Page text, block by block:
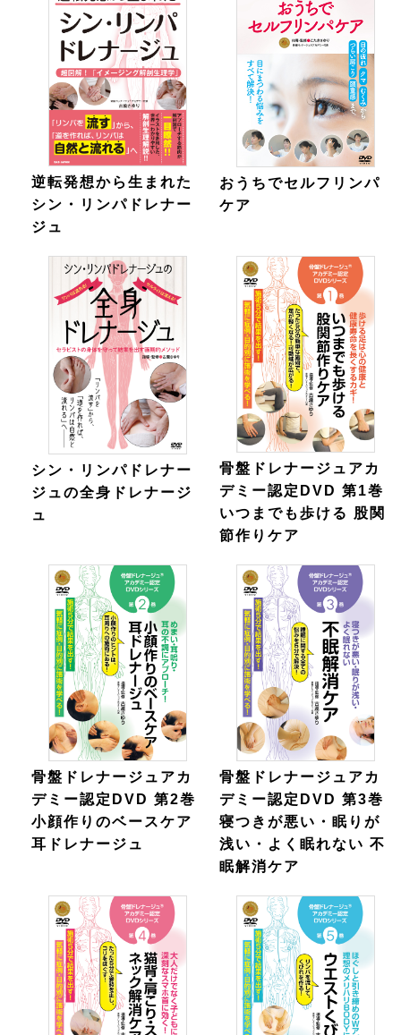
逆転発想から生まれた
シン・リンパドレナー
ジュ
おうちでセルフリンパ
ケア
シン・リンパドレナー
ジュの全身ドレナージ
ュ
骨盤ドレナージュアカ
デミー認定DVD 第1巻
いつまでも歩ける 股関
節作りケア
骨盤ドレナージュアカ
デミー認定DVD 第2巻
小顔作りのベースケア
耳ドレナージュ
骨盤ドレナージュアカ
デミー認定DVD 第3巻
寝つきが悪い・眠りが
浅い・よく眠れない 不
眠解消ケア